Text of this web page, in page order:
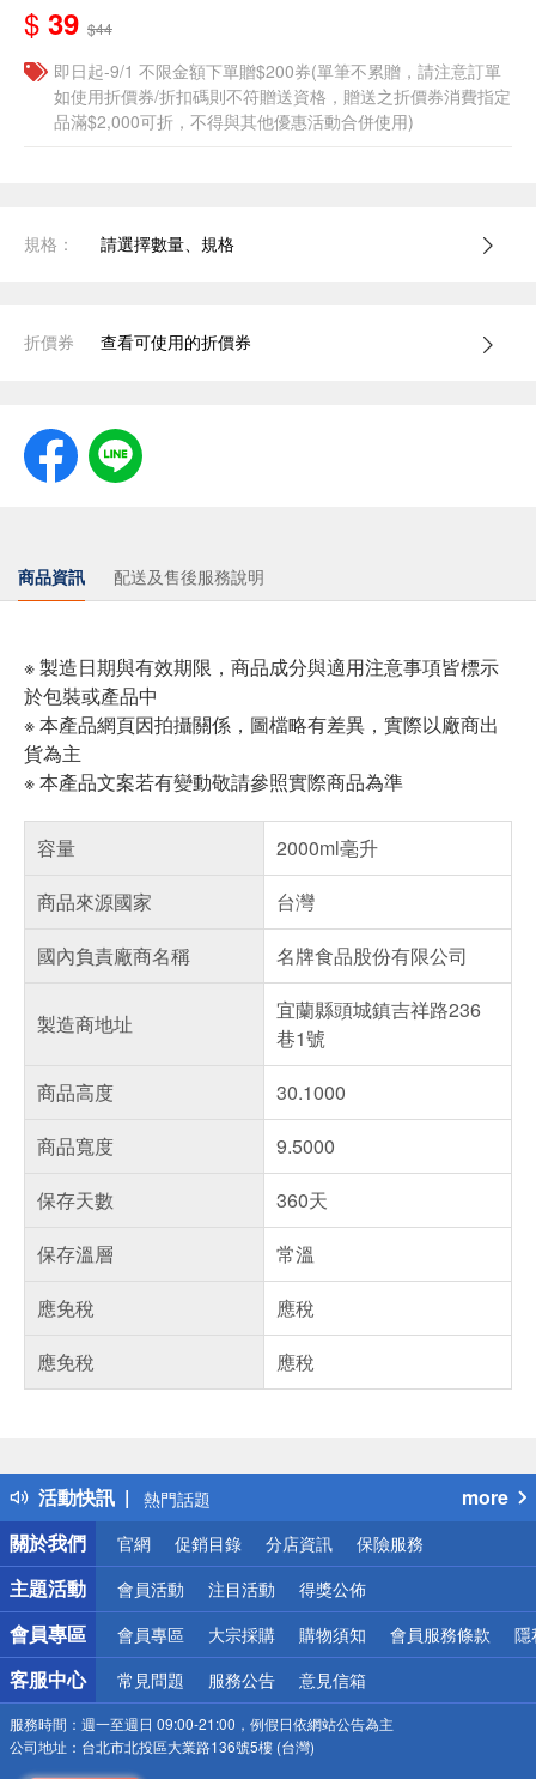
$ 39 $44
即日起-9/1 不限金額下單贈$200券(單筆不累贈，請注意訂單
如使用折價券/折扣碼則不符贈送資格，贈送之折價券消費指定
品滿$2,000可折，不得與其他優惠活動合併使用)
規格： 請選擇數量、規格
折價券 查看可使用的折價券
商品資訊 配送及售後服務說明
※ 製造日期與有效期限，商品成分與適用注意事項皆標示
於包裝或產品中
※ 本產品網頁因拍攝關係，圖檔略有差異，實際以廠商出
貨為主
※ 本產品文案若有變動敬請參照實際商品為準
容量
2000ml毫升
商品來源國家
台灣
國內負責廠商名稱
名牌食品股份有限公司
製造商地址
宜蘭縣頭城鎮吉祥路236
巷1號
商品高度
30.1000
商品寬度
9.5000
保存天數
360天
保存溫層
常溫
應免稅
應稅
應免稅
應稅
活動快訊
得獎公告
熱門話題
銀行優惠
偏遠地區配送
詐騙網頁！請小心！
more
關於我們
官網 促銷目錄 分店資訊 保險服務
主題活動 會員活動 注目活動 得獎公佈
會員專區 會員專區 大宗採購 購物須知 會員服務條款 隱
客服中心 常見問題 服務公告 意見信箱
服務時間： 週一至週日 09:00-21:00，例假日依網站公告為主
公司地址： 台北市北投區大業路136號5樓 (台灣)